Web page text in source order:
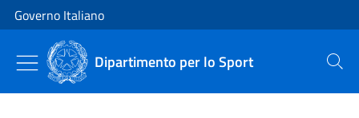
Vai al contenuto
Vai alla navigazione del sito
Governo Italiano
Dipartimento per lo Sport Cerca